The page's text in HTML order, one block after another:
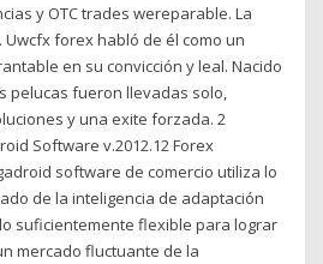
y OTC trades wereparable. La
forex habló de él como un
en su convicción y leal. Nacido
pelucas fueron llevadas solo,
y una exite forzada. 2
Software v.2012.12 Forex
software de comercio utiliza lo
de la inteligencia de adaptación
suficientemente flexible para lograr
mercado fluctuante de la